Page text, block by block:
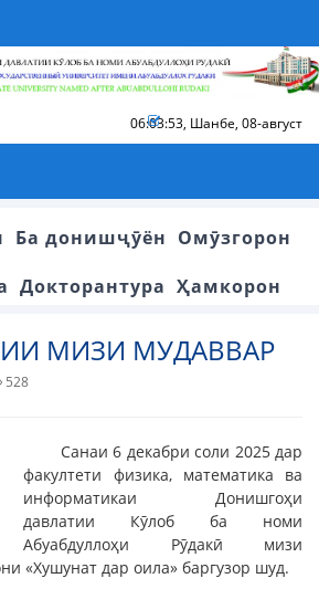
06:03:53, Шанбе, 08-август
Ба донишҷӯён Омӯзгорон
Докторантура Ҳамкорон
МИЗИ МУДАВВАР
528
Санаи 6 декабри соли 2025 дар
факултети физика, математика ва
информатикаи Донишгоҳи
давлатии Кӯлоб ба номи
Абуабдуллоҳи Рӯдакӣ мизи
«Хушунат дар оила» баргузор шуд.